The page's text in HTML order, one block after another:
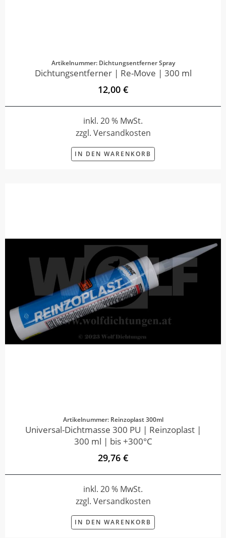
Artikelnummer: Dichtungsentferner Spray
Dichtungsentferner | Re-Move | 300 ml
12,00 €
inkl. 20 % MwSt.
zzgl. Versandkosten
IN DEN WARENKORB
Artikelnummer: Reinzoplast 300ml
Universal-Dichtmasse 300 PU | Reinzoplast |
300 ml | bis +300°C
29,76 €
inkl. 20 % MwSt.
zzgl. Versandkosten
IN DEN WARENKORB